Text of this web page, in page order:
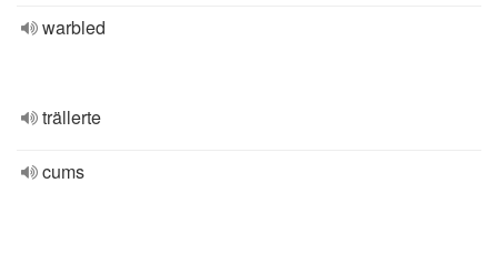
warbled
trällerte
cums